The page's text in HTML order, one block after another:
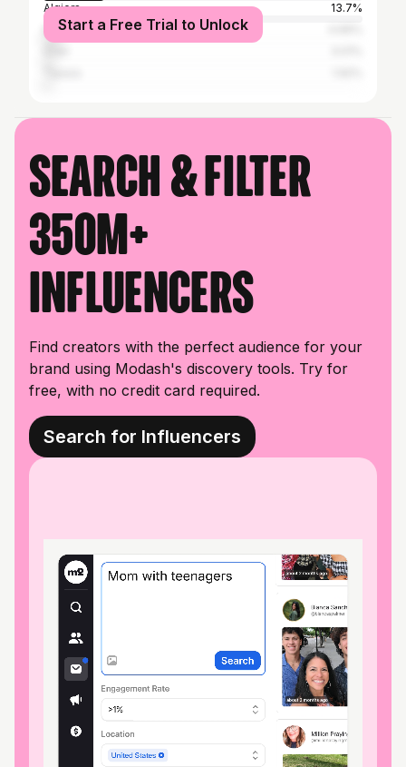
Algiers
13.7%
Médéa
Start a Free Trial to Unlock
Search & filter
350M+
influencers
Find creators with the perfect audience for your
brand using Modash's discovery tools. Try for
free, with no credit card required.
Search for Influencers